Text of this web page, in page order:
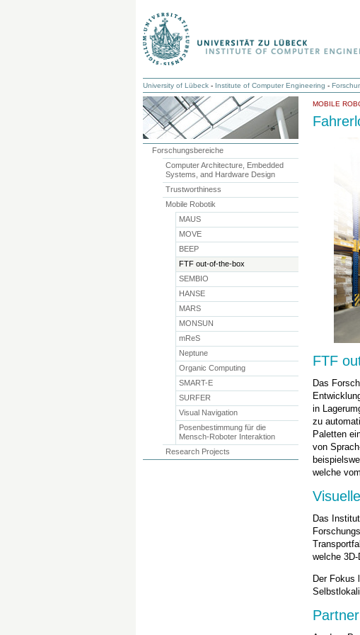
University of Lübeck - Institute of Computer Engineering -
MOBILE
FTF
Das
in
zu
Paletten
von
welche
Das
welche
Der Fokus
Partner
Forschungsbereiche
Computer Architecture, Embedded
Systems, and Hardware Design
Trustworthiness
Mobile Robotik
MAUS
MOVE
BEEP
FTF out-of-the-box
SEMBIO
HANSE
MARS
MONSUN
mReS
Neptune
Organic Computing
SMART-E
SURFER
Visual Navigation
Posenbestimmung für die
Mensch-Roboter Interaktion
Research Projects